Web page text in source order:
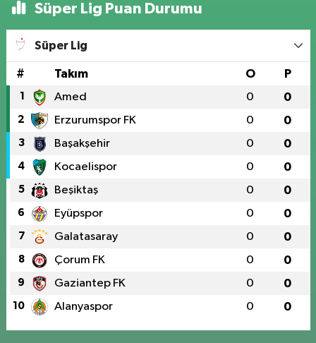
Süper Lig Puan Durumu
Süper Lig
# Takım O P
1 Amed 0 0
2 Erzurumspor FK 0 0
3 Başakşehir 0 0
4 Kocaelispor 0 0
5 Beşiktaş 0 0
6 Eyüpspor 0 0
7 Galatasaray 0 0
8 Çorum FK 0 0
9 Gaziantep FK 0 0
10 Alanyaspor 0 0